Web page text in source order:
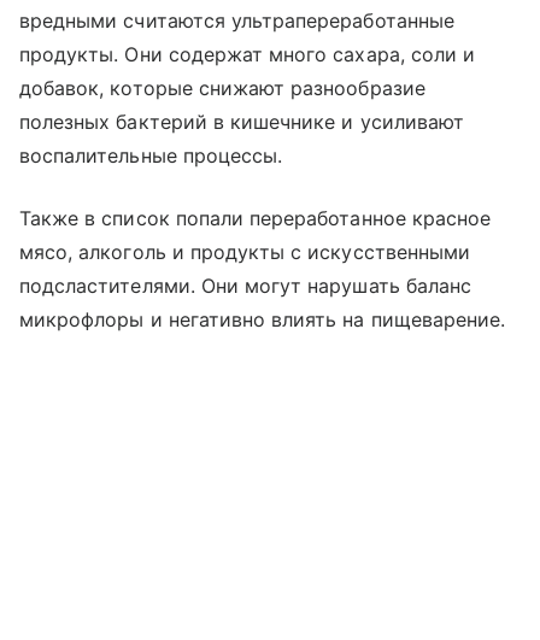
вредными считаются ультрапереработанные
продукты. Они содержат много сахара, соли и
добавок, которые снижают разнообразие
полезных бактерий в кишечнике и усиливают
воспалительные процессы.
Также в список попали переработанное красное
мясо, алкоголь и продукты с искусственными
подсластителями. Они могут нарушать баланс
микрофлоры и негативно влиять на пищеварение.